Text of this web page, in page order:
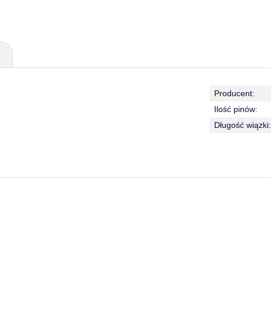
Producent:
Ilość pinów:
Długość wiązki: